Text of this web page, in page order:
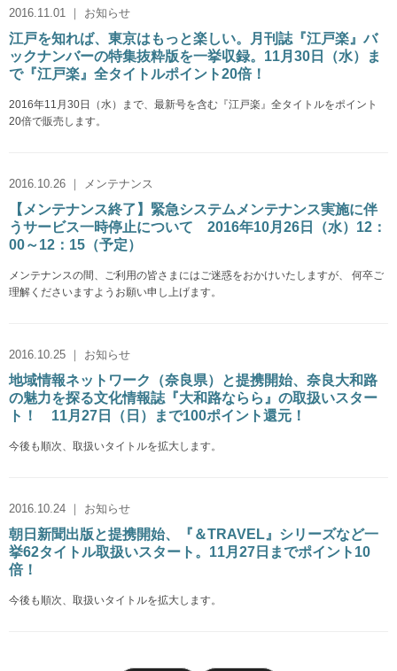
2016.11.01 ｜ お知らせ
江戸を知れば、東京はもっと楽しい。月刊誌『江戸楽』バ
ックナンバーの特集抜粋版を一挙収録。11月30日（水）ま
で『江戸楽』全タイトルポイント20倍！
2016年11月30日（水）まで、最新号を含む『江戸楽』全タイトルをポイント
20倍で販売します。
2016.10.26 ｜ メンテナンス
【メンテナンス終了】緊急システムメンテナンス実施に伴
うサービス一時停止について 2016年10月26日（水）12：
00～12：15（予定）
メンテナンスの間、ご利用の皆さまにはご迷惑をおかけいたしますが、 何卒ご
理解くださいますようお願い申し上げます。
2016.10.25 ｜ お知らせ
地域情報ネットワーク（奈良県）と提携開始、奈良大和路
の魅力を探る文化情報誌『大和路ならら』の取扱いスター
ト！ 11月27日（日）まで100ポイント還元！
今後も順次、取扱いタイトルを拡大します。
2016.10.24 ｜ お知らせ
朝日新聞出版と提携開始、『＆TRAVEL』シリーズなど一
挙62タイトル取扱いスタート。11月27日までポイント10
倍！
今後も順次、取扱いタイトルを拡大します。